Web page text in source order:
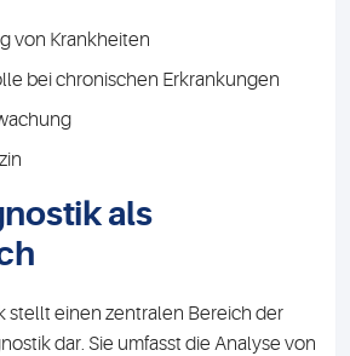
von Krankheiten
bei chronischen Erkrankungen
als
stellt einen zentralen Bereich der
dar. Sie umfasst die Analyse von